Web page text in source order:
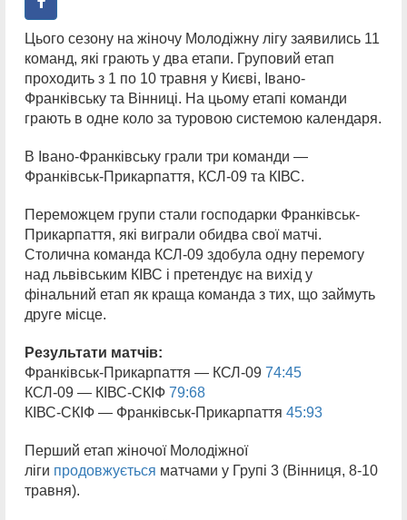
Цього сезону на жіночу Молодіжну лігу заявились 11
команд, які грають у два етапи. Груповий етап
проходить з 1 по 10 травня у Києві, Івано-
Франківську та Вінниці. На цьому етапі команди
грають в одне коло за туровою системою календаря.
В Івано-Франківську грали три команди —
Франківськ-Прикарпаття, КСЛ-09 та КІВС.
Переможцем групи стали господарки Франківськ-
Прикарпаття, які виграли обидва свої матчі.
Столична команда КСЛ-09 здобула одну перемогу
над львівським КІВС і претендує на вихід у
фінальний етап як краща команда з тих, що займуть
друге місце.
Результати матчів:
Франківськ-Прикарпаття — КСЛ-09 74:45
КСЛ-09 — КІВС-СКІФ 79:68
КІВС-СКІФ — Франківськ-Прикарпаття 45:93
Перший етап жіночої Молодіжної
ліги продовжується матчами у Групі 3 (Вінниця, 8-10
травня).